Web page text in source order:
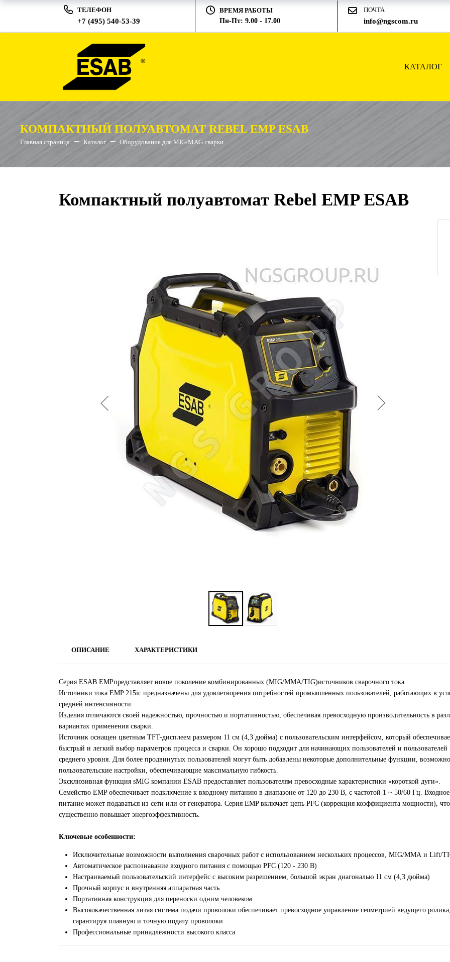
ТЕЛЕФОН
+7 (495) 540-53-39
ВРЕМЯ РАБОТЫ
Пн-Пт: 9.00 - 17.00
ПОЧТА
info@ngscom.ru
КАТАЛОГ
КОМПАКТНЫЙ ПОЛУАВТОМАТ REBEL EMP ESAB
Главная страница Каталог Оборудование для MIG/MAG сварки
Компактный полуавтомат Rebel EMP ESAB
ОПИСАНИЕ ХАРАКТЕРИСТИКИ
Серия ESAB EMPпредставляет новое поколение комбинированных (MIG/MMA/TIG)источников сварочного тока.
Источники тока EMP 215ic предназначены для удовлетворения потребностей промышленных пользователей, работающих в
средней интенсивности.
Изделия отличаются своей надежностью, прочностью и портативностью, обеспечивая превосходную производительность в
вариантах применения сварки.
Источник оснащен цветным TFT-дисплеем размером 11 см (4,3 дюйма) с пользовательским интерфейсом, который
быстрый и легкий выбор параметров процесса и сварки. Он хорошо подходит для начинающих пользователей и пользователей
среднего уровня. Для более продвинутых пользователей могут быть добавлены некоторые дополнительные функции,
пользовательские настройки, обеспечивающие максимальную гибкость.
Эксклюзивная функция sMIG компании ESAB предоставляет пользователям превосходные характеристики «короткой дуги».
Семейство EMP обеспечивает подключение к входному питанию в диапазоне от 120 до 230 В, с частотой 1 ~ 50/60 Гц. Входное
питание может подаваться из сети или от генератора. Серия EMP включает цепь PFC (коррекция коэффициента мощности), что
существенно повышает энергоэффективность.
Ключевые особенности:
Исключительные возможности выполнения сварочных работ с использованием нескольких процессов, MIG/ММА и Lift/
Автоматическое распознавание входного питания с помощью PFC (120 - 230 В)
Настраиваемый пользовательский интерфейс с высоким разрешением, большой экран диагональю 11 см (4,3 дюйма)
Прочный корпус и внутренняя аппаратная часть
Портативная конструкция для переноски одним человеком
Высококачественная литая система подачи проволоки обеспечивает превосходное управление геометрией ведущего ролика,
гарантируя плавную и точную подачу проволоки
Профессиональные принадлежности высокого класса